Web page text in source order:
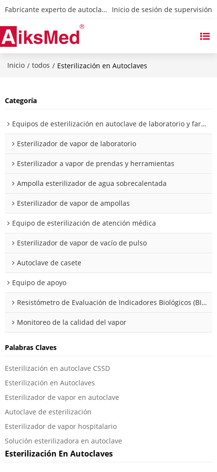
Fabricante experto de autoclaves y esterilizadores Inicio de sesión de supervisión
Inicio / todos / Esterilización en Autoclaves
Esterilización En Autoclaves
Categoría
Equipos de esterilización en autoclave de laboratorio y farmacia
Esterilizador de vapor de laboratorio
Esterilizador a vapor de prendas y herramientas
Ampolla esterilizador de agua sobrecalentada
Esterilizador de vapor de ampollas
Equipo de esterilización de atención médica
Esterilizador de vapor de vacío de pulso
Autoclave de casete
Equipo de apoyo
Resistómetro de Evaluación de Indicadores Biológicos (BIER/CIER)
Monitoreo de la calidad del vapor
Palabras Claves
Esterilización en autoclave CSSD
Esterilización en Autoclaves
Esterilizador de vapor en autoclave
Autoclave de esterilización
Esterilizador de vapor hospitalario
Solución esterilizadora en autoclave